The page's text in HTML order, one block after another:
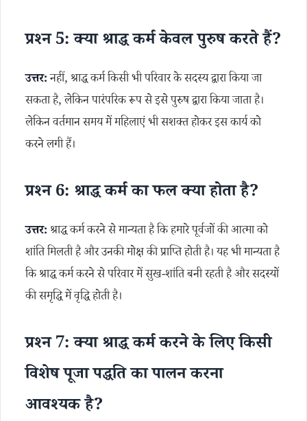
प्रश्न 5: क्या श्राद्ध कर्म केवल पुरुष करते हैं?
उत्तर:नहीं, श्राद्ध कर्म किसी भी परिवार के सदस्य द्वारा किया जा
सकता है, लेकिन पारंपरिक रूप से इसे पुरुष द्वारा किया जाता है।
लेकिन वर्तमान समय में महिलाएं भी सशक्त होकर इस कार्य को
करने लगी हैं।
प्रश्न 6: श्राद्ध कर्म का फल क्या होता है?
उत्तर: श्राद्ध कर्म करने से मान्यता है कि हमारे पूर्वजों की आत्मा को
शांति मिलती है और उनकी मोक्ष की प्राप्ति होती है। यह भी मान्यता है
कि श्राद्ध कर्म करने से परिवार में सुख-शांति बनी रहती है और सदस्यों
की समृद्धि में वृद्धि होती है।
प्रश्न 7: क्या श्राद्ध कर्म करने के लिए किसी
विशेष पूजा पद्धति का पालन करना
आवश्यक है?